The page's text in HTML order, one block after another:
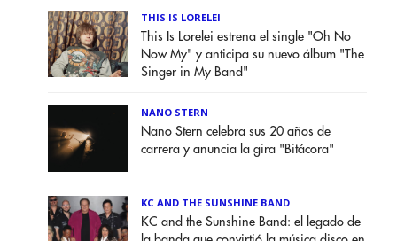
THIS IS LORELEI
This Is Lorelei estrena el single "Oh No
Now My" y anticipa su nuevo álbum "The
Singer in My Band"
NANO STERN
Nano Stern celebra sus 20 años de
carrera y anuncia la gira "Bitácora"
KC AND THE SUNSHINE BAND
KC and the Sunshine Band: el legado de